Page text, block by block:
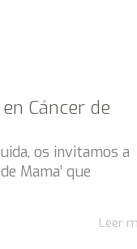
Cáncer de
os invitamos a
Mama’ que
Leer